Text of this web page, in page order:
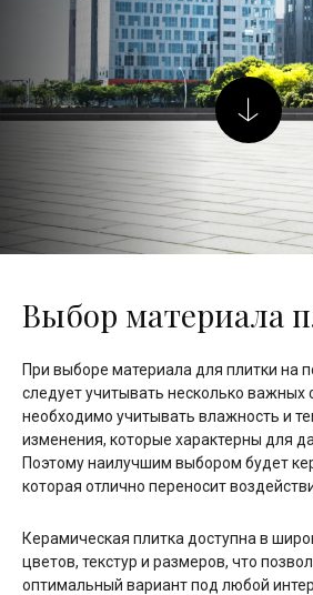
Выбор материала
При выборе материала для плитки на
следует учитывать несколько важных
необходимо учитывать влажность и
изменения, которые характерны для
Поэтому наилучшим выбором будет
которая отлично переносит
Керамическая плитка доступна в
цветов, текстур и размеров, что
оптимальный вариант под любой